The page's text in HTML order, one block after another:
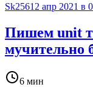
Sk25612 апр 2021 в
Пишем unit
мучительно
6 мин